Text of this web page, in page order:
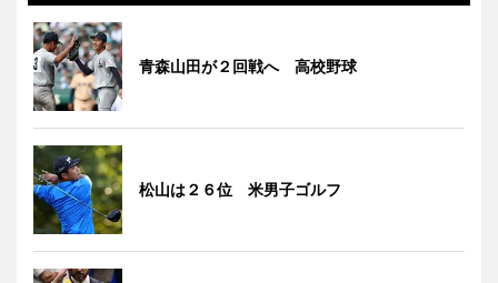
青森山田が２回戦へ 高校野球
松山は２６位 米男子ゴルフ